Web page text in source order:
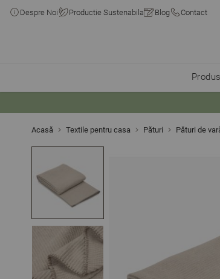
Despre Noi Productie Sustenabila Blog Contact
Acasă Textile pentru casa Pături Pături de